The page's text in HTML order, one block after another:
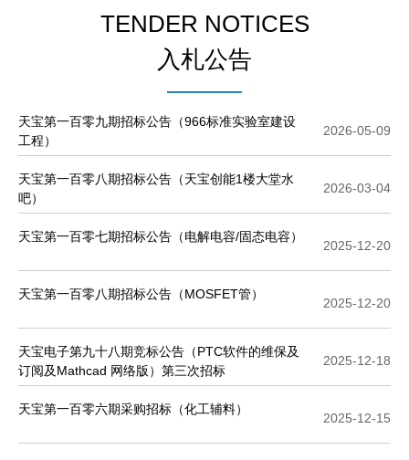
TENDER NOTICES
入札公告
2026-05-09
天宝第一百零九期招标公告（966标准实验室建设
工程）
2026-03-04
天宝第一百零八期招标公告（天宝创能1楼大堂水
吧）
2025-12-20
天宝第一百零七期招标公告（电解电容/固态电容）
2025-12-20
天宝第一百零八期招标公告（MOSFET管）
2025-12-18
天宝电子第九十八期竞标公告（PTC软件的维保及
订阅及Mathcad 网络版）第三次招标
2025-12-15
天宝第一百零六期采购招标（化工辅料）